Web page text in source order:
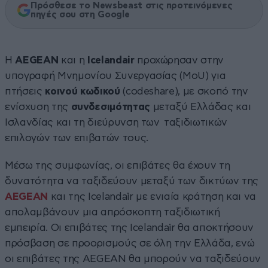
Πρόσθεσε το Newsbeast στις προτεινόμενες
πηγές σου στη Google
Η AEGEAN και η Icelandair προχώρησαν στην
υπογραφή Μνημονίου Συνεργασίας (MoU) για
πτήσεις κοινού κωδικού (codeshare), με σκοπό την
ενίσχυση της συνδεσιμότητας μεταξύ Ελλάδας και
Ισλανδίας και τη διεύρυνση των ταξιδιωτικών
επιλογών των επιβατών τους.
Μέσω της συμφωνίας, οι επιβάτες θα έχουν τη
δυνατότητα να ταξιδεύουν μεταξύ των δικτύων της
AEGEAN και της Icelandair με ενιαία κράτηση και να
απολαμβάνουν μια απρόσκοπτη ταξιδιωτική
εμπειρία. Οι επιβάτες της Icelandair θα αποκτήσουν
πρόσβαση σε προορισμούς σε όλη την Ελλάδα, ενώ
οι επιβάτες της AEGEAN θα μπορούν να ταξιδεύουν